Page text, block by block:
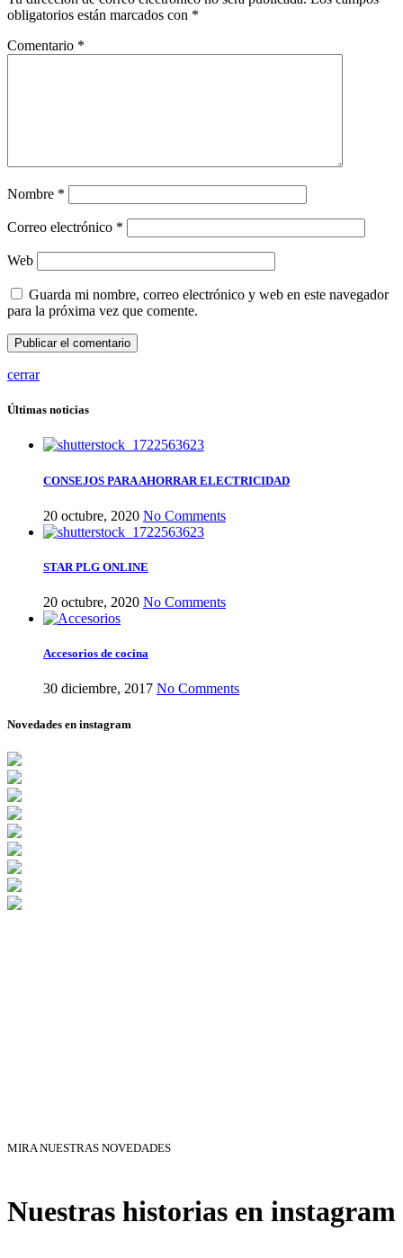
obligatorios están marcados con *
Comentario *
Nombre *
Correo electrónico *
Web
Guarda mi nombre, correo electrónico y web en este navegador
para la próxima vez que comente.
cerrar
Últimas noticias
CONSEJOS PARA AHORRAR ELECTRICIDAD
20 octubre, 2020 No Comments
STAR PLG ONLINE
20 octubre, 2020 No Comments
Accesorios de cocina
30 diciembre, 2017 No Comments
Novedades en instagram
MIRA NUESTRAS NOVEDADES
Nuestras historias en instagram